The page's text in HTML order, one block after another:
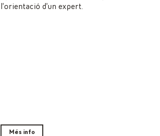
l’orientació d’un expert.
Més info